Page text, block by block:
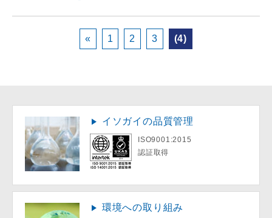
« 1 2 3 (4)
イソガイの品質管理
ISO9001:2015
認証取得
環境への取り組み